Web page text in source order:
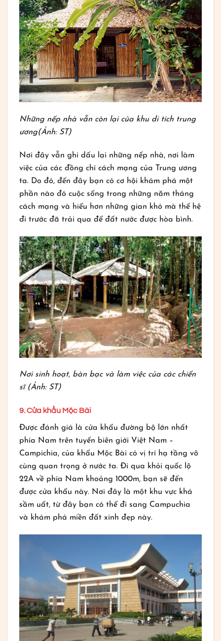
Những nếp nhà vẫn còn lại của khu di tích trung
ương(Ảnh: ST)
Nơi đây vẫn ghi dấu lại những nếp nhà, nơi làm
việc của các đồng chí cách mạng của Trung ương
ta. Do đó, đến đây bạn có cơ hội khám phá một
phần nào đó cuộc sống trong những năm tháng
cách mạng và hiểu hơn những gian khó mà thế hệ
đi trước đã trải qua để đất nước được hòa bình.
Nơi sinh hoạt, bàn bạc và làm việc của các chiến
sĩ (Ảnh: ST)
9. Cửa khẩu Mộc Bài
Được đánh giá là cửa khẩu đường bộ lớn nhất
phía Nam trên tuyến biên giới Việt Nam –
Campichia, của khẩu Mộc Bài có vị trí hạ tầng vô
cùng quan trọng ở nước ta. Đi qua khỏi quốc lộ
22A về phía Nam khoảng 1000m, bạn sẽ đến
được cửa khẩu này. Nơi đây là một khu vực khá
sầm uất, từ đây bạn có thể đi sang Campuchia
và khám phá miền đất xinh đẹp này.